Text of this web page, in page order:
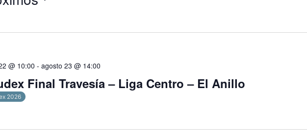
Final Travesía – Liga Centro – El Anillo
@ 10:00 - agosto 23 @ 14:00
2026